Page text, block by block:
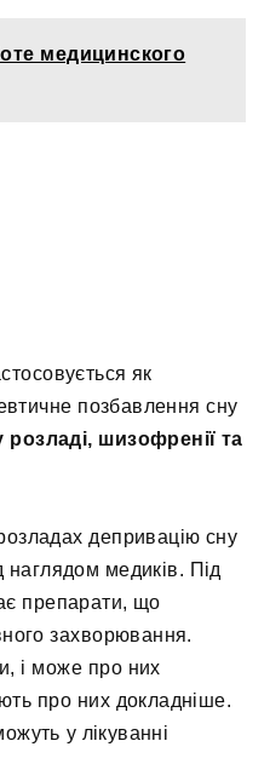
медицинского
як
позбавлення сну
шизофренії та
депривацію сну
наглядом медиків. Під
препарати, що
захворювання.
і може про них
про них докладніше.
у лікуванні